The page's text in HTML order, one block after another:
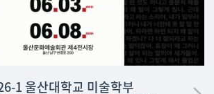
1 울산대학교 미술학부